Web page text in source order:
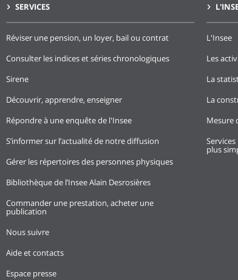
SERVICES
Réviser une pension, un loyer, bail ou contrat
Consulter les indices et séries chronologiques
Sirene
Découvrir, apprendre, enseigner
Répondre à une enquête de l'Insee
S’informer sur l’actualité de notre diffusion
Gérer les répertoires des personnes physiques
Bibliothèque de l’Insee Alain Desrosières
Commander une prestation, acheter une
publication
Nous suivre
Aide et contacts
Espace presse
L'Insee
Les
La
La
Mesure
plus